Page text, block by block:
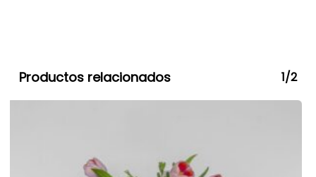
Productos relacionados 1/2